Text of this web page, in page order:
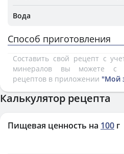
Вода
Способ приготовления
Составить свой рецепт с
минералов вы можете с
рецептов в приложении "Мой
Калькулятор рецепта
Пищевая ценность на 100 г